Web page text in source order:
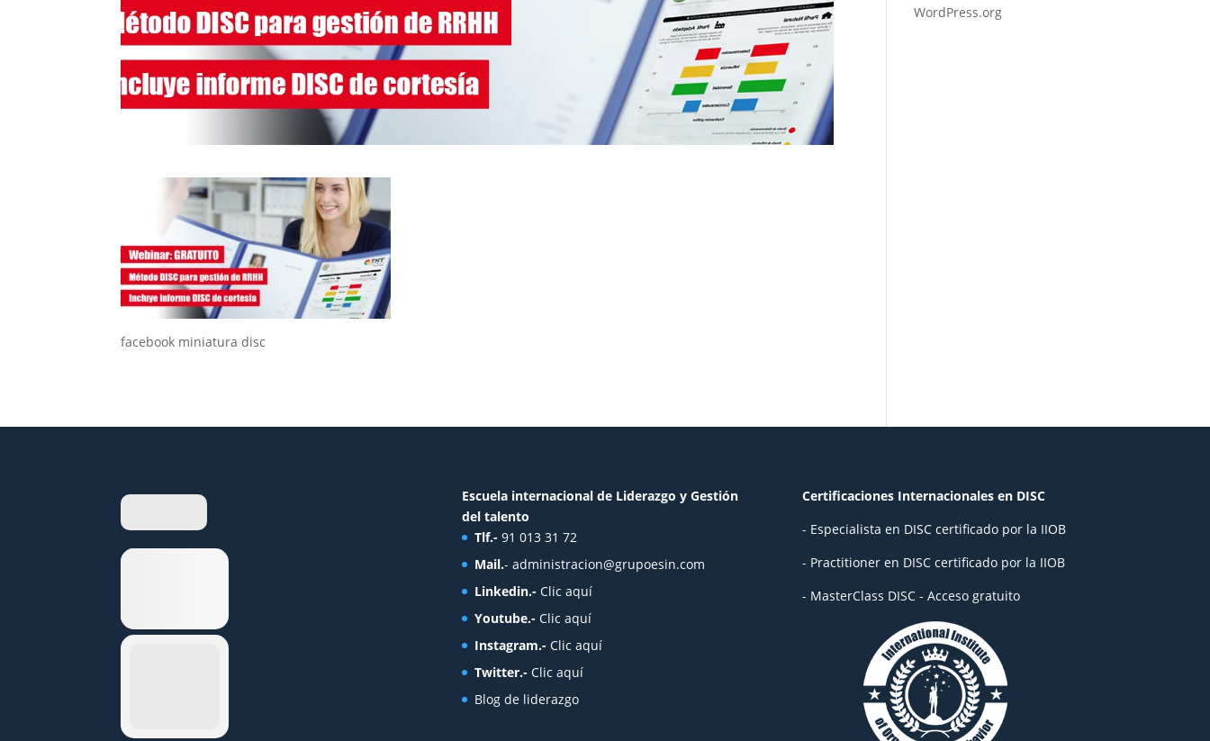
facebook miniatura disc
WordPress.org
Escuela internacional de Liderazgo y Gestión
del talento
Tlf.- 91 013 31 72
Mail.- administracion@grupoesin.com
Linkedin.- Clic aquí
Youtube.- Clic aquí
Instagram.- Clic aquí
Twitter.- Clic aquí
Blog de liderazgo
Certificaciones Internacionales en DISC
- Especialista en DISC certificado por la IIOB
- Practitioner en DISC certificado por la IIOB
- MasterClass DISC - Acceso gratuito